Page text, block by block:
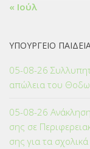
« Ιούλ
ΥΠΟΥΡΓΕΙΟ
05-08-26
απώλεια του
05-08-26
σης σε
σης για τα